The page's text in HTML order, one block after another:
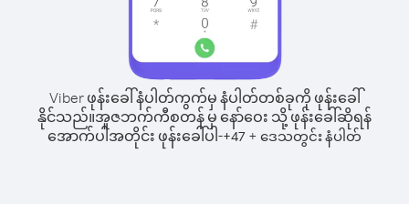
Viber ဖုန်းခေါ်နံပါတ်ကွက်မှ နံပါတ်တစ်ခုကို ဖုန်းခေါ်
နိုင်သည်။အူဇဘက်ကီစတန် မှ နော်ဝေး သို့ ဖုန်းခေါ်ဆိုရန်
အောက်ပါအတိုင်း ဖုန်းခေါ်ပါ-+47 + ဒေသတွင်း နံပါတ်